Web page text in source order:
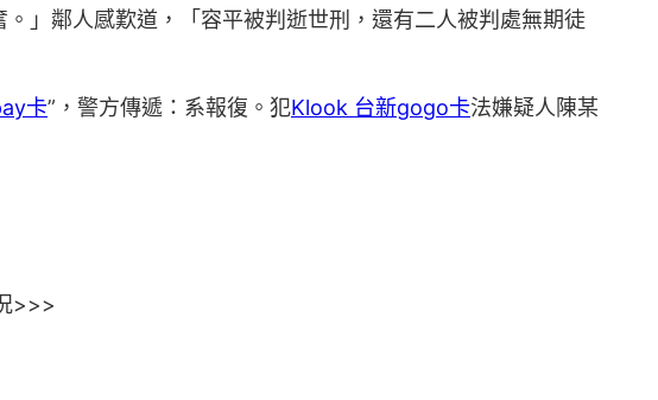
」鄰人感歎道，「容平被判逝世刑，還有二人被判處無期徒
卡”，警方傳遞：系報復。犯Klook 台新gogo卡法嫌疑人陳某
>>>